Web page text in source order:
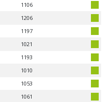
1106
1206
1197
1021
1193
1010
1053
1061